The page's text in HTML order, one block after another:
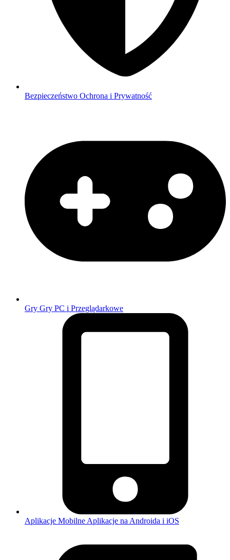
Bezpieczeństwo Ochrona i Prywatność
Gry Gry PC i Przeglądarkowe
Aplikacje Mobilne Aplikacje na Androida i iOS